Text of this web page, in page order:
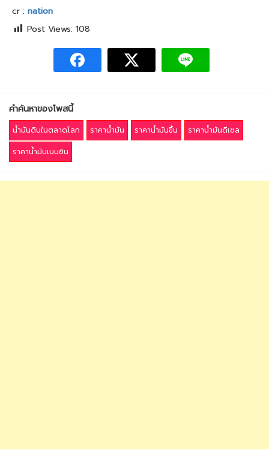
cr : nation
Post Views: 108
คำค้นหาของโพสนี้
น้ำมันดิบในตลาดโลก ราคาน้ำมัน ราคาน้ำมันขึ้น
ราคาน้ำมันดีเซล
ราคาน้ำมันเบนซิน